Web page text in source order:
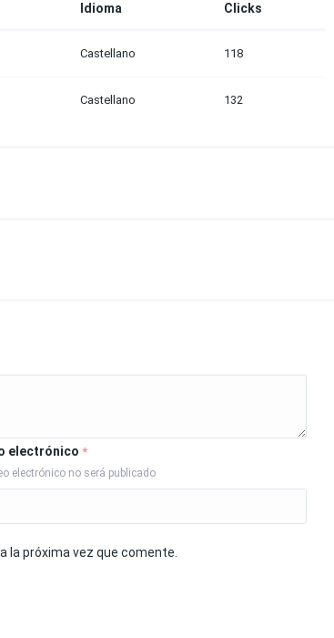
Idioma Clicks
Castellano 118
Castellano 132
electrónico *
electrónico no será publicado
la próxima vez que comente.